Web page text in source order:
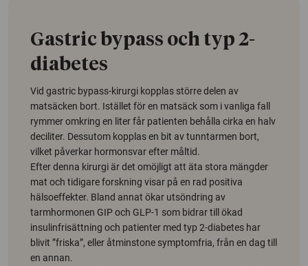
Gastric bypass och typ 2-
diabetes
Vid gastric bypass-kirurgi kopplas större delen av
matsäcken bort. Istället för en matsäck som i vanliga fall
rymmer omkring en liter får patienten behålla cirka en halv
deciliter. Dessutom kopplas en bit av tunntarmen bort,
vilket påverkar hormonsvar efter måltid.
Efter denna kirurgi är det omöjligt att äta stora mängder
mat och tidigare forskning visar på en rad positiva
hälsoeffekter. Bland annat ökar utsöndring av
tarmhormonen GIP och GLP-1 som bidrar till ökad
insulinfrisättning och patienter med typ 2-diabetes har
blivit ”friska”, eller åtminstone symptomfria, från en dag till
en annan.